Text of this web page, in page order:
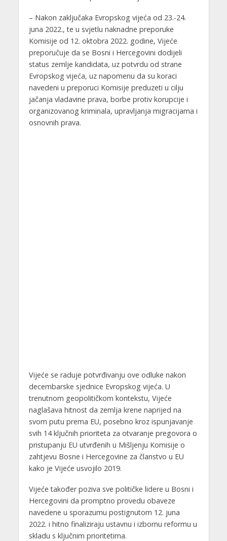
– Nakon zaključaka Evropskog vijeća od 23.-24.
juna 2022., te u svjetlu naknadne preporuke
Komisije od 12. oktobra 2022. godine, Vijeće
preporučuje da se Bosni i Hercegovini dodijeli
status zemlje kandidata, uz potvrdu od strane
Evropskog vijeća, uz napomenu da su koraci
navedeni u preporuci Komisije preduzeti u cilju
jačanja vladavine prava, borbe protiv korupcije i
organizovanog kriminala, upravljanja migracijama i
osnovnih prava.
Vijeće se raduje potvrđivanju ove odluke nakon
decembarske sjednice Evropskog vijeća. U
trenutnom geopolitičkom kontekstu, Vijeće
naglašava hitnost da zemlja krene naprijed na
svom putu prema EU, posebno kroz ispunjavanje
svih 14 ključnih prioriteta za otvaranje pregovora o
pristupanju EU utvrđenih u Mišljenju Komisije o
zahtjevu Bosne i Hercegovine za članstvo u EU
kako je Vijeće usvojilo 2019.
Vijeće također poziva sve političke lidere u Bosni i
Hercegovini da promptno provedu obaveze
navedene u sporazumu postignutom 12. juna
2022. i hitno finaliziraju ustavnu i izbornu reformu u
skladu s ključnim prioritetima.